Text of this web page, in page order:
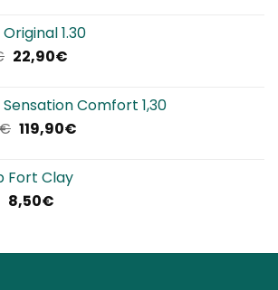
era:
12,00€.
è:
8,50€.
1.30
Il
era:
25,00€.
22,90€Il
è:
22,90€.
Comfort 1,30
Il
era:
140,00€.
119,90€Il
Fort Clay
Il
era:
8,50€Il
è: